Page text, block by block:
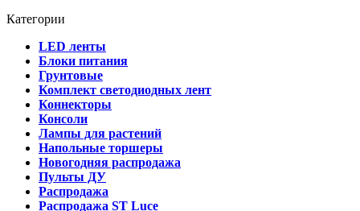
Категории
LED ленты
Блоки питания
Грунтовые
Комплект светодиодных лент
Коннекторы
Консоли
Лампы для растений
Напольные торшеры
Новогодняя распродажа
Пульты ДУ
Распродажа
Распродажа ST Luce